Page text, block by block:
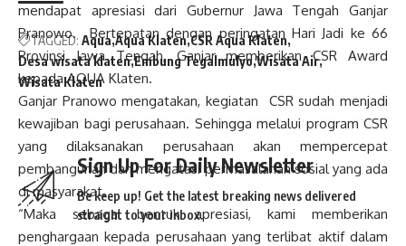
TAGGED: Aqua Aqua Klaten CSR Aqua Klaten
Desa wisata klaten Embung Tegalmulyo Wisata Air
Wisata Klaten
Sign Up For Daily Newsletter
Be keep up! Get the latest breaking news delivered
straight to your inbox.
mendapat apresiasi dari Gubernur Jawa Tengah Ganjar
Pranowo. Bertepatan dengan peringatan Hari Jadi ke 66
Provinsi Jawa Tengah, Ganjar memberikan CSR Award
kepada AQUA Klaten.
Ganjar Pranowo mengatakan, kegiatan CSR sudah menjadi
kewajiban bagi perusahaan. Sehingga melalui program CSR
yang dilaksanakan perusahaan akan mempercepat
pembangunan dan mengatasi permasalahan sosial yang ada
di masyarakat.
“Maka sebagai bentuk apresiasi, kami memberikan
penghargaan kepada perusahaan yang terlibat aktif dalam